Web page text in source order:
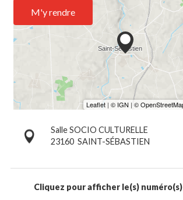
M'y rendre
Salle SOCIO CULTURELLE
23160 SAINT-SÉBASTIEN
Cliquez pour afficher le(s) numéro(s)